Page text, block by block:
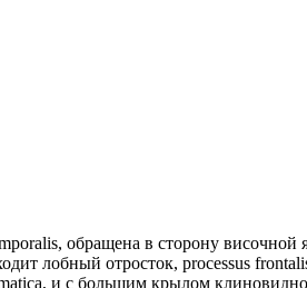
обращена в сторону височной
лобный отросток, processus
и с большим крылом